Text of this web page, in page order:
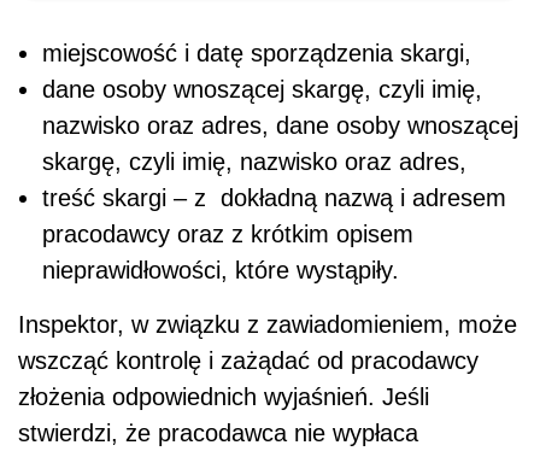
miejscowość i datę sporządzenia skargi,
dane osoby wnoszącej skargę, czyli imię,
nazwisko oraz adres, dane osoby wnoszącej
skargę, czyli imię, nazwisko oraz adres,
treść skargi – z dokładną nazwą i adresem
pracodawcy oraz z krótkim opisem
nieprawidłowości, które wystąpiły.
Inspektor, w związku z zawiadomieniem, może
wszcząć kontrolę i zażądać od pracodawcy
złożenia odpowiednich wyjaśnień. Jeśli
stwierdzi, że pracodawca nie wypłaca